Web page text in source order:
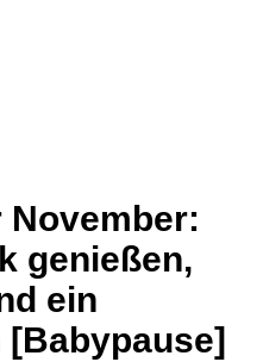
November:
genießen,
ein